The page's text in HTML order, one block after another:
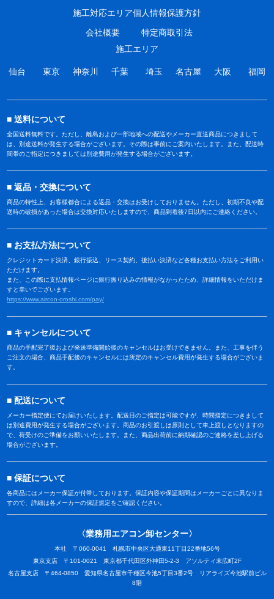
施工対応エリア
会社概要
個人情報保護方針
特定商取引法
施工エリア
仙台 東京 神奈川 千葉 埼玉 名古屋 大阪 福岡
送料について
全国送料無料です。ただし、離島および一部地域への配送やメーカー直送商品につきまして
は、別途送料が発生する場合がございます。その際は事前にご案内いたします。また、配送時
間帯のご指定につきましては別途費用が発生する場合がございます。
返品・交換について
商品の特性上、お客様都合による返品・交換はお受けしておりません。ただし、初期不良や配
送時の破損があった場合は交換対応いたしますので、商品到着後7日以内にご連絡ください。
お支払方法について
クレジットカード決済、銀行振込、リース契約、後払い決済など各種お支払い方法をご利用い
ただけます。
また、この際に支払情報ページに銀行振り込みの情報がなかったため、詳細情報をいただけま
すと幸いでございます。
https://www.aircon-oroshi.com/pay/
キャンセルについて
商品の手配完了後および発送準備開始後のキャンセルはお受けできません。また、工事を伴う
ご注文の場合、商品手配後のキャンセルには所定のキャンセル費用が発生する場合がございま
す。
配送について
メーカー指定便にてお届けいたします。配送日のご指定は可能ですが、時間指定につきまして
は別途費用が発生する場合がございます。商品のお引渡しは原則として車上渡しとなりますの
で、荷受けのご準備をお願いいたします。また、商品出荷前に納期確認のご連絡を差し上げる
場合がございます。
保証について
各商品にはメーカー保証が付帯しております。保証内容や保証期間はメーカーごとに異なりま
すので、詳細は各メーカーの保証規定をご確認ください。
〈業務用エアコン卸センター〉
本社 〒060-0041 札幌市中央区大通東11丁目22番地56号
東京支店 〒101-0021 東京都千代田区外神田5-2-3 アソルティ末広町2F
名古屋支店 〒464-0850 愛知県名古屋市千種区今池5丁目3番2号 リアライズ今池駅前ビル
8階